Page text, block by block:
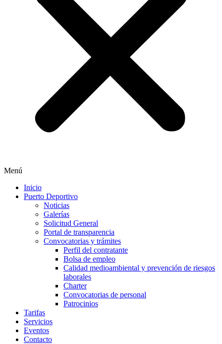
Menú
Inicio
Puerto Deportivo
Noticias
Galerías
Solicitud General
Portal de transparencia
Convocatorias y trámites
Perfil del contratante
Bolsa de empleo
Calidad medioambiental y prevención de riesgos
laborales
Charter
Convocatorias de personal
Patrocinios
Tarifas
Servicios
Eventos
Contacto